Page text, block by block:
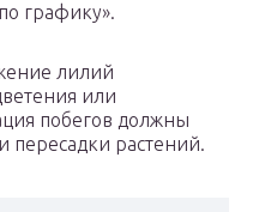
графику».
лилий
или
побегов должны
пересадки растений.